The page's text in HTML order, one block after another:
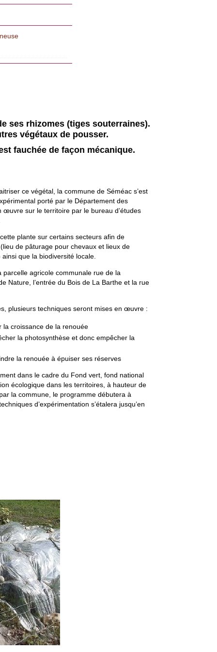
ses rhizomes (tiges souterraines).
végétaux de pousser.
fauchée de façon mécanique.
ce végétal, la commune de Séméac s’est
porté par le Département des
œuvre sur le territoire par le bureau d’études
plante sur certains secteurs afin de
de pâturage pour chevaux et lieux de
que la biodiversité locale.
parcelle agricole communale rue de la
Nature, l’entrée du Bois de La Barthe et la rue
plusieurs techniques seront mises en œuvre :
la croissance de la renouée
la photosynthèse et donc empêcher la
la renouée à épuiser ses réserves
dans le cadre du Fond vert, fond national
écologique dans les territoires, à hauteur de
la commune, le programme débutera à
d’expérimentation s’étalera jusqu’en